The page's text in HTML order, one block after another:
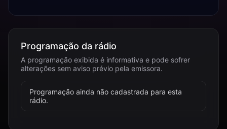
Programação da rádio
A programação exibida é informativa e pode sofrer
alterações sem aviso prévio pela emissora.
Programação ainda não cadastrada para esta
rádio.